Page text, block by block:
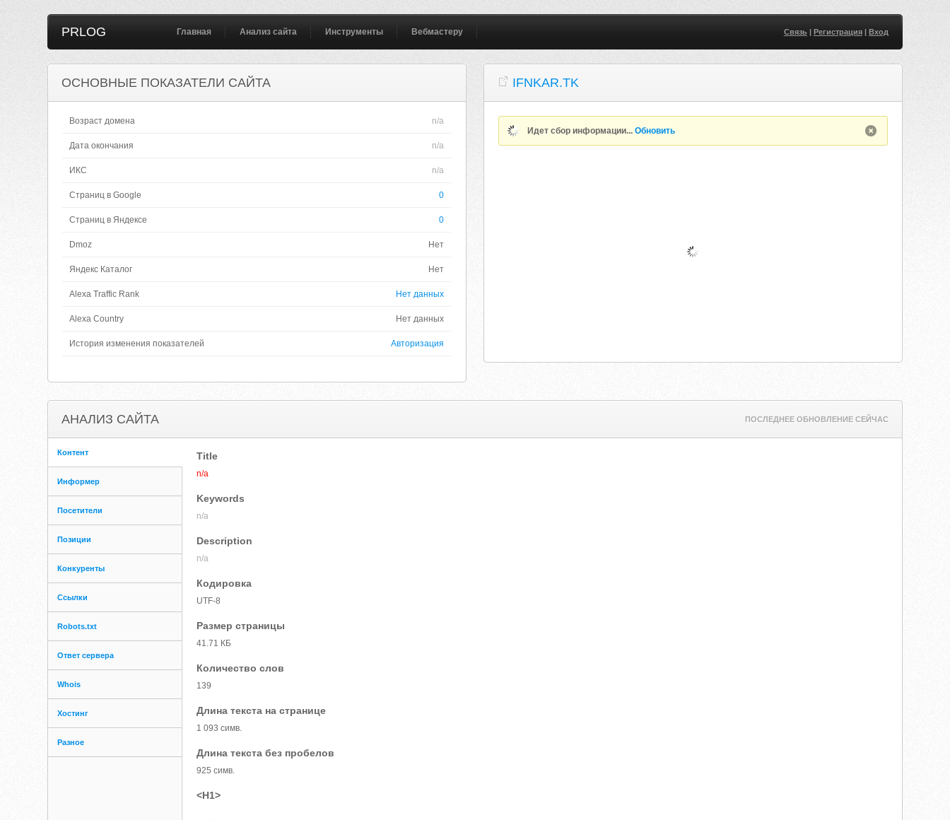
PRLOG Главная Анализ сайта Инструменты Вебмастеру Связь| Регистрация| Вход
ОСНОВНЫЕ ПОКАЗАТЕЛИ САЙТА
Возраст домена n/a
Дата окончания n/a
ИКС n/a
Страниц в Google 0
Страниц в Яндексе 0
Dmoz Нет
Яндекс Каталог Нет
Alexa Traffic Rank Нет данных
Alexa Country Нет данных
История изменения показателей Авторизация
IFNKAR.TK
Идет сбор информации...Обновить
АНАЛИЗ САЙТА ПОСЛЕДНЕЕ ОБНОВЛЕНИЕ СЕЙЧАС
Контент
Информер
Посетители
Позиции
Конкуренты
Ссылки
Robots.txt
Ответ сервера
Whois
Хостинг
Разное
Title
n/a
Keywords
n/a
Description
n/a
Кодировка
UTF-8
Размер страницы
41.71 КБ
Количество слов
139
Длина текста на странице
1 093 симв.
Длина текста без пробелов
925 симв.
<H1>